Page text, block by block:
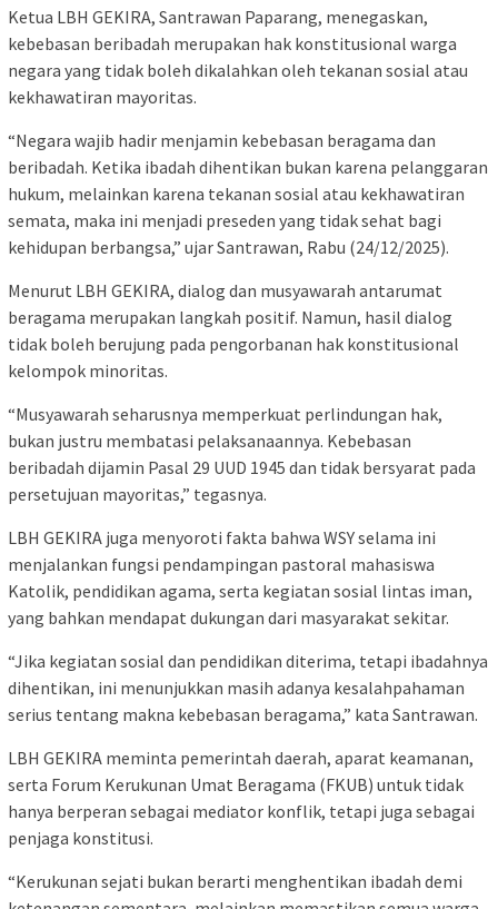
Ketua LBH GEKIRA, Santrawan Paparang, menegaskan,
kebebasan beribadah merupakan hak konstitusional warga
negara yang tidak boleh dikalahkan oleh tekanan sosial atau
kekhawatiran mayoritas.
“Negara wajib hadir menjamin kebebasan beragama dan
beribadah. Ketika ibadah dihentikan bukan karena pelanggaran
hukum, melainkan karena tekanan sosial atau kekhawatiran
semata, maka ini menjadi preseden yang tidak sehat bagi
kehidupan berbangsa,” ujar Santrawan, Rabu (24/12/2025).
Menurut LBH GEKIRA, dialog dan musyawarah antarumat
beragama merupakan langkah positif. Namun, hasil dialog
tidak boleh berujung pada pengorbanan hak konstitusional
kelompok minoritas.
“Musyawarah seharusnya memperkuat perlindungan hak,
bukan justru membatasi pelaksanaannya. Kebebasan
beribadah dijamin Pasal 29 UUD 1945 dan tidak bersyarat pada
persetujuan mayoritas,” tegasnya.
LBH GEKIRA juga menyoroti fakta bahwa WSY selama ini
menjalankan fungsi pendampingan pastoral mahasiswa
Katolik, pendidikan agama, serta kegiatan sosial lintas iman,
yang bahkan mendapat dukungan dari masyarakat sekitar.
“Jika kegiatan sosial dan pendidikan diterima, tetapi ibadahnya
dihentikan, ini menunjukkan masih adanya kesalahpahaman
serius tentang makna kebebasan beragama,” kata Santrawan.
LBH GEKIRA meminta pemerintah daerah, aparat keamanan,
serta Forum Kerukunan Umat Beragama (FKUB) untuk tidak
hanya berperan sebagai mediator konflik, tetapi juga sebagai
penjaga konstitusi.
“Kerukunan sejati bukan berarti menghentikan ibadah demi